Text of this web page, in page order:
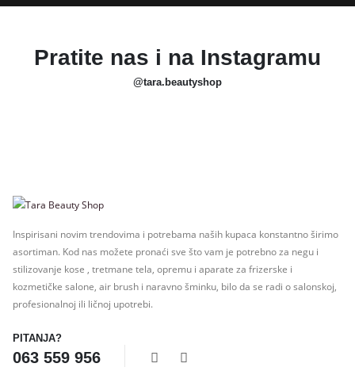
Pratite nas i na Instagramu
@tara.beautyshop
Inspirisani novim trendovima i potrebama naših kupaca konstantno širimo
asortiman. Kod nas možete pronaći sve što vam je potrebno za negu i
stilizovanje kose , tretmane tela, opremu i aparate za frizerske i
kozmetičke salone, air brush i naravno šminku, bilo da se radi o salonskoj,
profesionalnoj ili ličnoj upotrebi.
PITANJA?
063 559 956